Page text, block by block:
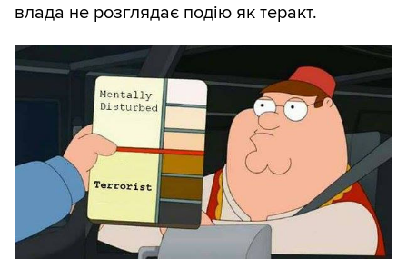
влада не розглядає подію як теракт.